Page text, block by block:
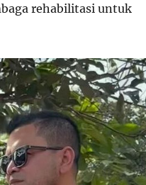
rehabilitasi untuk